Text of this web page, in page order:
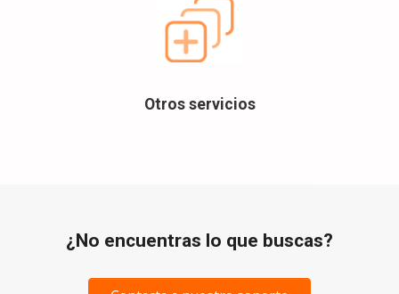
Otros servicios
¿No encuentras lo que buscas?